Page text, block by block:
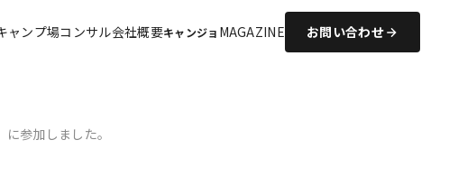
ャンプ場コンサル会社概要キャンジョ MAGAZINE お問い合わせ
参加しました。